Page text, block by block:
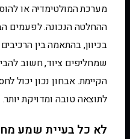
מערכת המולטימדיה או
ההחלטה הנכונה. לפעמים
בכיוון, בהתאמה בין
שמחליפים ציוד, חשוב
הקיימת. אבחון נכון יכול
לתוצאה טובה ומדויקת יותר.
לא כל בעיית שמע